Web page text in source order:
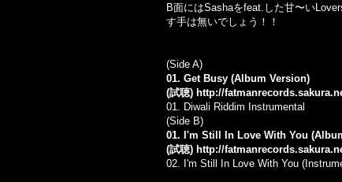
B面にはSashaをfeat.した甘〜い
す手は無いでしょう！！
(Side A)
01. Get Busy (Album Version)
(試聴) http://
01. Diwali Riddim Instrumental
(Side B)
01. I'm Still In Love With You
(試聴) http://
02. I'm Still In Love With You